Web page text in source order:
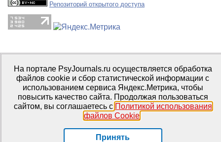
Репозиторий открытого доступа
На портале PsyJournals.ru осуществляется обработка
файлов cookie и сбор статистической информации с
использованием сервиса Яндекс.Метрика, чтобы
повысить качество сайта. Продолжая пользоваться
сайтом, вы соглашаетесь с Политикой использования
файлов Cookie
Принять